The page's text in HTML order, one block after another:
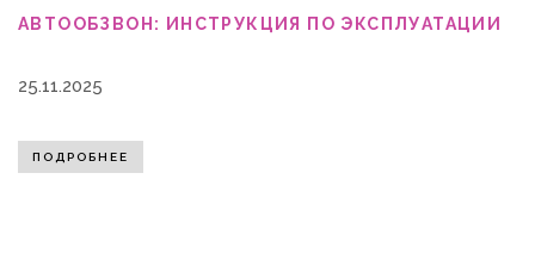
АВТООБЗВОН: ИНСТРУКЦИЯ ПО ЭКСПЛУАТАЦИИ
25.11.2025
ПОДРОБНЕЕ